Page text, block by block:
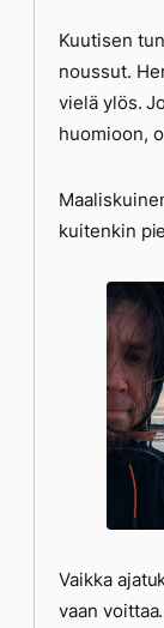
Kuutisen
noussut.
vielä ylös.
huomioon,
kuitenkin
Vaikka
vaan